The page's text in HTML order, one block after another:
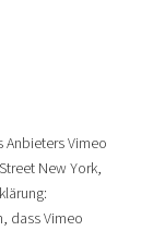
Vimeo
New York,
dass Vimeo